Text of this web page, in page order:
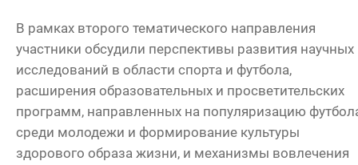
В рамках второго тематического направления
участники обсудили перспективы развития научных
исследований в области спорта и футбола,
расширения образовательных и просветительских
программ, направленных на популяризацию
среди молодежи и формирование культуры
здорового образа жизни, и механизмы вовлечения